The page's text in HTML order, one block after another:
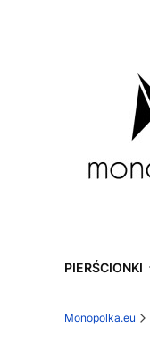
PIERŚCIONKI
Monopolka.eu